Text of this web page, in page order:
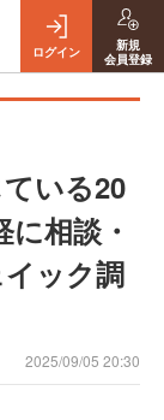
ログイン
新規
会員登録
いる20
相談・
ック調
2025/09/05 20:30